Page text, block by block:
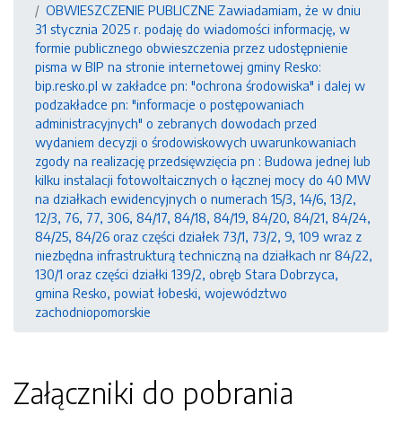
OBWIESZCZENIE PUBLICZNE Zawiadamiam, że w dniu
31 stycznia 2025 r. podaję do wiadomości informację, w
formie publicznego obwieszczenia przez udostępnienie
pisma w BIP na stronie internetowej gminy Resko:
bip.resko.pl w zakładce pn: "ochrona środowiska" i dalej w
podzakładce pn: "informacje o postępowaniach
administracyjnych" o zebranych dowodach przed
wydaniem decyzji o środowiskowych uwarunkowaniach
zgody na realizację przedsięwzięcia pn : Budowa jednej lub
kilku instalacji fotowoltaicznych o łącznej mocy do 40 MW
na działkach ewidencyjnych o numerach 15/3, 14/6, 13/2,
12/3, 76, 77, 306, 84/17, 84/18, 84/19, 84/20, 84/21, 84/24,
84/25, 84/26 oraz części działek 73/1, 73/2, 9, 109 wraz z
niezbędna infrastrukturą techniczną na działkach nr 84/22,
130/1 oraz części działki 139/2, obręb Stara Dobrzyca,
gmina Resko, powiat łobeski, województwo
zachodniopomorskie
Załączniki do pobrania